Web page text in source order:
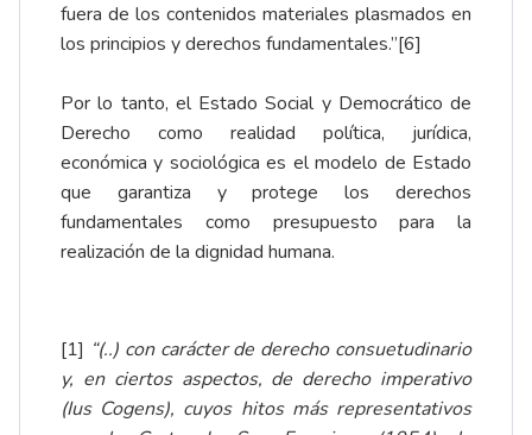
fuera de los contenidos materiales plasmados en
los principios y derechos fundamentales.”[6]
Por lo tanto, el Estado Social y Democrático de
Derecho como realidad política, jurídica,
económica y sociológica es el modelo de Estado
que garantiza y protege los derechos
fundamentales como presupuesto para la
realización de la dignidad humana.
[1] “(..) con carácter de derecho consuetudinario
y, en ciertos aspectos, de derecho imperativo
(Ius Cogens), cuyos hitos más representativos